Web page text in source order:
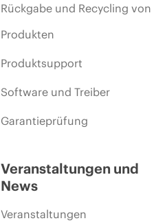
Rückgabe und Recycling von
Produkten
Produktsupport
Software und Treiber
Garantieprüfung
Veranstaltungen und
News
Veranstaltungen